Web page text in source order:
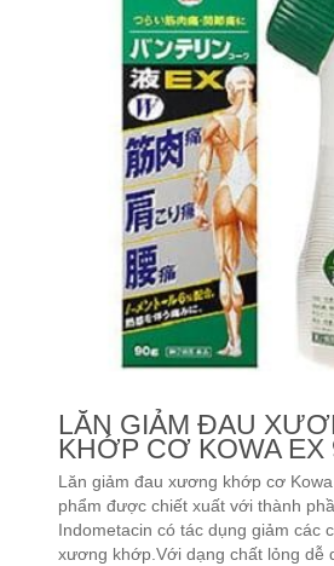
LĂN GIẢM ĐAU
KHỚP CƠ KOWA EX
Lăn giảm đau xương khớp cơ
phẩm được chiết xuất với thành
Indometacin có tác dụng giảm các
xương khớp.Với dạng chất lỏng dễ